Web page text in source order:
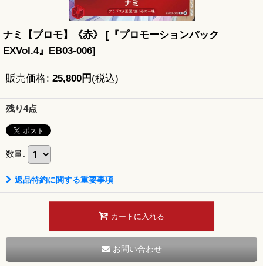
ナミ【プロモ】《赤》 [ 『プロモーションパック
EXVol.4』EB03-006]
販売価格: 25,800円 (税込)
残り4点
数量:
返品特約に関する重要事項
カートに入れる
お問い合わせ